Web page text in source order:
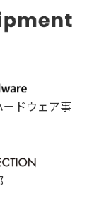
ドウェア事